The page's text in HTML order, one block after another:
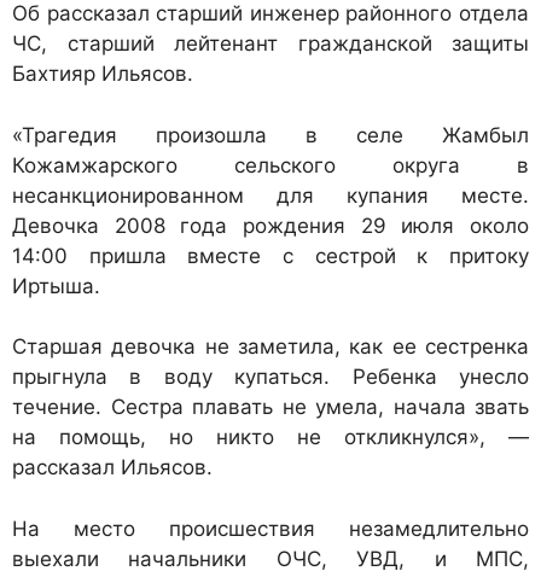
Об рассказал старший инженер районного отдела
ЧС, старший лейтенант гражданской защиты
Бахтияр Ильясов.
«Трагедия произошла в селе Жамбыл
Кожамжарского сельского округа в
несанкционированном для купания месте.
Девочка 2008 года рождения 29 июля около
14:00 пришла вместе с сестрой к притоку
Иртыша.
Старшая девочка не заметила, как ее сестренка
прыгнула в воду купаться. Ребенка унесло
течение. Сестра плавать не умела, начала звать
на помощь, но никто не откликнулся», —
рассказал Ильясов.
На место происшествия незамедлительно
выехали начальники ОЧС, УВД, и МПС,